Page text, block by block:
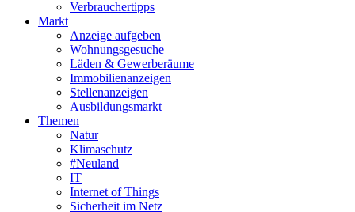
Verbrauchertipps
Markt
Anzeige aufgeben
Wohnungsgesuche
Läden & Gewerberäume
Immobilienanzeigen
Stellenanzeigen
Ausbildungsmarkt
Themen
Natur
Klimaschutz
#Neuland
IT
Internet of Things
Sicherheit im Netz